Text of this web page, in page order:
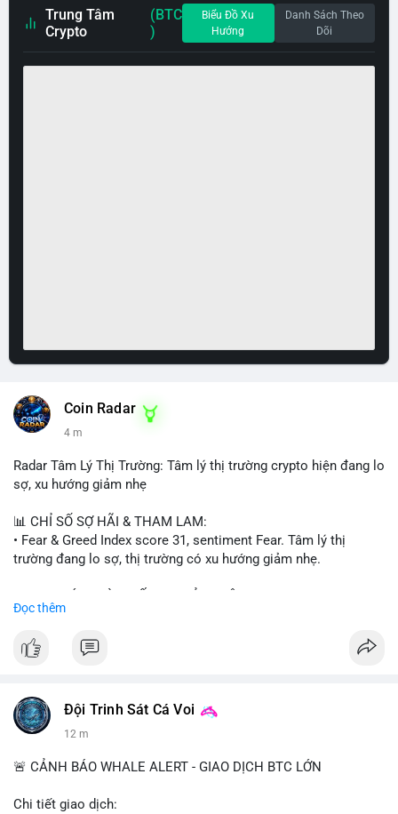
Trung Tâm
Crypto
(BTC
)
Biểu Đồ Xu
Hướng
Danh Sách Theo
Dõi
Coin Radar
4 m
Radar Tâm Lý Thị Trường: Tâm lý thị trường crypto hiện đang lo
sợ, xu hướng giảm nhẹ
📊 CHỈ SỐ SỢ HÃI & THAM LAM:
• Fear & Greed Index score 31, sentiment Fear. Tâm lý thị
trường đang lo sợ, thị trường có xu hướng giảm nhẹ.
• CoinGecko trending coins: Tutorial, Pudgy Penguins, IoTeX,
• LunarCrush trending topics: Ethereum, Solana, Dogecoin,
crypto interest.
• Telegram CoinTelegraph: xAI release, Cloudflare Kitesurf, EU
• Binance announcements: Apple/IBM dividend via bStocks,
Đọc thêm
Đội Trinh Sát Cá Voi
12 m
🚨 CẢNH BÁO WHALE ALERT - GIAO DỊCH BTC LỚN
Chi tiết giao dịch: